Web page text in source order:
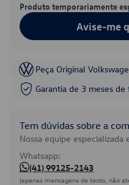
Produto temporariamente
Avise-me
Peça Original
Garantia de 3 meses de
Tem dúvidas sobre a
Nossa equipe especializada
Whatsapp:
(41) 99125-2143
(apenas mensagens de texto, não